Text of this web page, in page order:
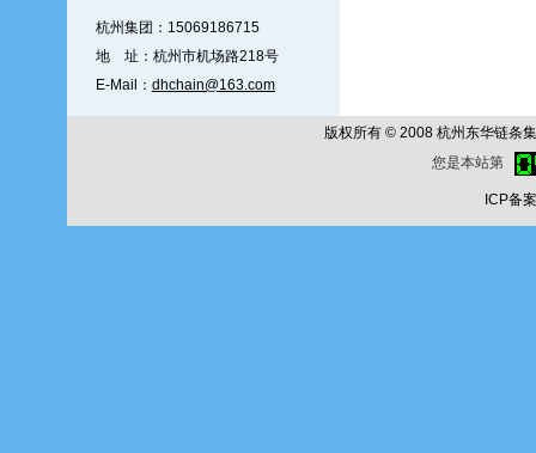
杭州集团：15069186715
地 址：杭州市机场路218号
E-Mail： dhchain@163.com
版权所有 © 2008 杭州东华链条
您是本站第
ICP备